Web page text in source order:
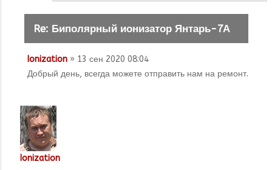
Re: Биполярный ионизатор Янтарь-7А
Ionization » 13 сен 2020 08:04
Добрый день, всегда можете отправить нам на ремонт.
Ionization